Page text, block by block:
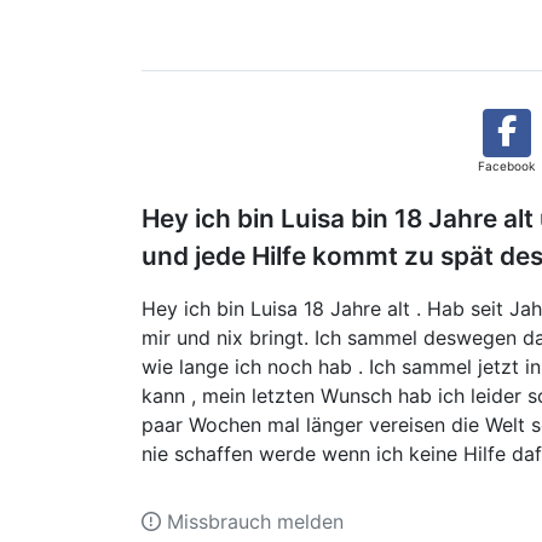
Facebook
Hey ich bin Luisa bin 18 Jahre
und jede Hilfe kommt zu spät
Hey ich bin Luisa 18 Jahre alt . Hab seit
mir und nix bringt. Ich sammel deswegen
wie lange ich noch hab . Ich sammel jetzt
kann , mein letzten Wunsch hab ich leider
paar Wochen mal länger vereisen die
nie schaffen werde wenn ich keine Hilfe
Missbrauch melden